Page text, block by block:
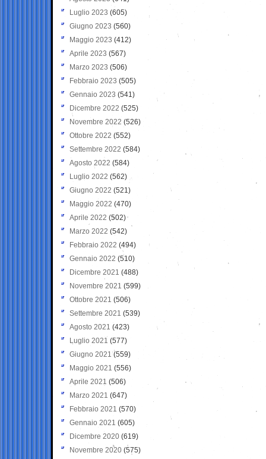
Luglio 2023 (605)
Giugno 2023 (560)
Maggio 2023 (412)
Aprile 2023 (567)
Marzo 2023 (506)
Febbraio 2023 (505)
Gennaio 2023 (541)
Dicembre 2022 (525)
Novembre 2022 (526)
Ottobre 2022 (552)
Settembre 2022 (584)
Agosto 2022 (584)
Luglio 2022 (562)
Giugno 2022 (521)
Maggio 2022 (470)
Aprile 2022 (502)
Marzo 2022 (542)
Febbraio 2022 (494)
Gennaio 2022 (510)
Dicembre 2021 (488)
Novembre 2021 (599)
Ottobre 2021 (506)
Settembre 2021 (539)
Agosto 2021 (423)
Luglio 2021 (577)
Giugno 2021(559)
Maggio 2021 (556)
Aprile 2021 (506)
Marzo 2021 (647)
Febbraio 2021 (570)
Gennaio 2021 (605)
Dicembre 2020 (619)
Novembre 2020 (575)